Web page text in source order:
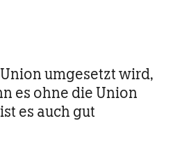
umgesetzt wird,
es ohne die Union
es auch gut